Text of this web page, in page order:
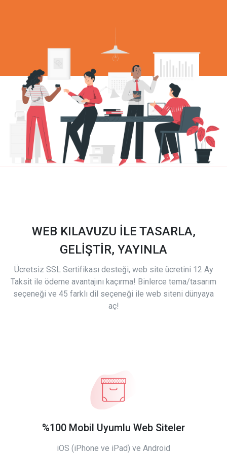
WEB KILAVUZU İLE TASARLA,
GELİŞTİR, YAYINLA
Ücretsiz SSL Sertifikası desteği, web site ücretini 12 Ay
Taksit ile ödeme avantajını kaçırma! Binlerce tema/tasarım
seçeneği ve 45 farklı dil seçeneği ile web siteni dünyaya
aç!
%100 Mobil Uyumlu Web Siteler
iOS (iPhone ve iPad) ve Android